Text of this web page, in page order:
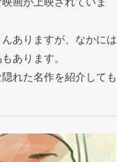
ありますが、なかには
あります。
れた名作を紹介しても